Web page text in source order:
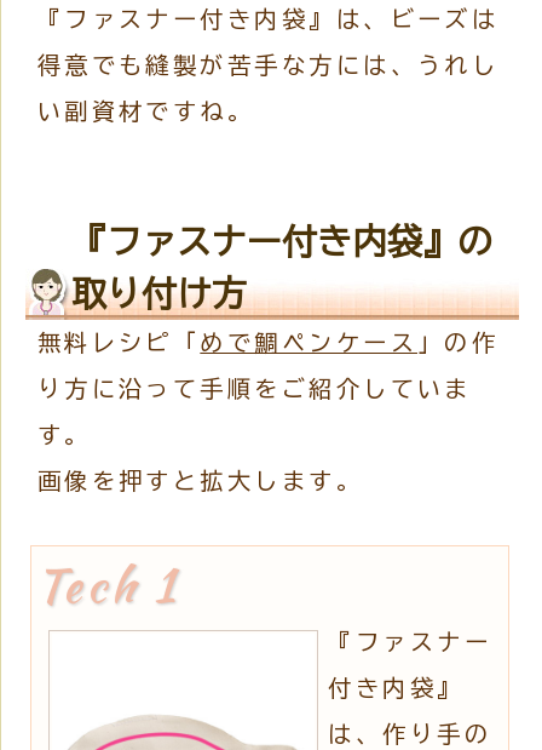
『ファスナー付き内袋』は、ビーズは
得意でも縫製が苦手な方には、うれし
い副資材ですね。
『ファスナー付き内袋』の
取り付け方
無料レシピ「 めで鯛ペンケース 」の作
り方に沿って手順をご紹介していま
す。
画像を押すと拡大します。
『ファスナー
付き内袋』
は、作り手の